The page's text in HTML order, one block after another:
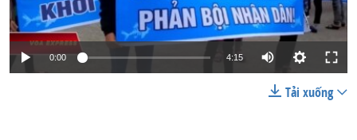
"Tìm"NGƯỜI VIỆT HẢI NGOẠI
ĐỜI SỐNG
KINH TẾ
TẠI
HÀNH TRÌNH BẦU CỬ 2024
MỘT NĂM CHIẾN TRANH TẠI DẢI GAZA
VIDEO
NGHE
0:00 4:15
Tải xuống